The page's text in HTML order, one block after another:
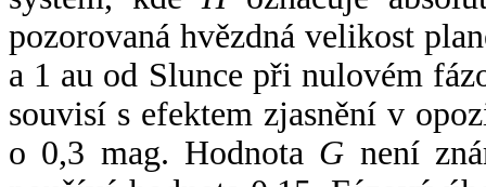
pozorovaná hvězdná velikost
a 1 au od Slunce při nulovém
souvisí s efektem zjasnění v
o 0,3 mag. Hodnota G není